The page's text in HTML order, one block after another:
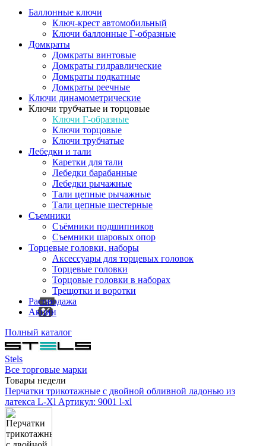
Баллонные ключи
Ключ-крест автомобильный
Ключи баллонные Г-образные
Домкраты
Домкраты винтовые
Домкраты гидравлические
Домкраты подкатные
Домкраты реечные
Ключи динамометрические
Ключи трубчатые и торцовые
Ключи Г-образные
Ключи торцовые
Ключи трубчатые
Лебедки и тали
Каретки для тали
Лебедки барабанные
Лебедки рычажные
Тали цепные рычажные
Тали цепные шестерные
Съемники
Съёмники подшипников
Съемники шаровых опор
Торцевые головки, наборы
Аксессуары для торцевых головок
Торцевые головки
Торцовые головки в наборах
Трещотки и воротки
Распродажа
Акции
Полный каталог
Stels
Все торговые марки
Товары недели
Перчатки трикотажные с двойной обливной ладонью из
латекса L-Xl Артикул: 9001 l-xl